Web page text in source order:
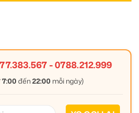
-0788.212.999
7:00 đến22:00 mỗi ngày)